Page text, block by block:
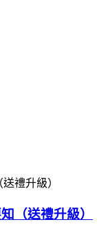
（送禮升級）